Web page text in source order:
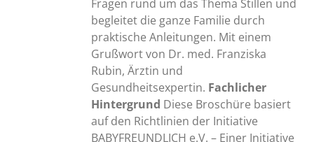
Fragen rund um das Thema Stillen und
begleitet die ganze Familie durch
praktische Anleitungen. Mit einem
Grußwort von Dr. med. Franziska
Rubin, Ärztin und
Gesundheitsexpertin. Fachlicher
Hintergrund Diese Broschüre basiert
auf den Richtlinien der Initiative
BABYFREUNDLICH e.V. – Einer Initiative